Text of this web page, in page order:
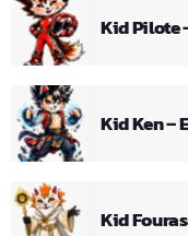
Kid Pilote
Kid Ken –
Kid